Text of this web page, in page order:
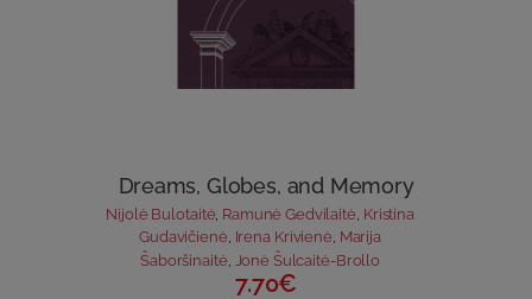
Dreams, Globes, and Memory
Nijolė Bulotaitė Ramunė Gedvilaitė Kristina
Gudavičienė, Irena Krivienė, Marija
Šaboršinaitė Jonė Šulcaitė-Brollo
7.70€